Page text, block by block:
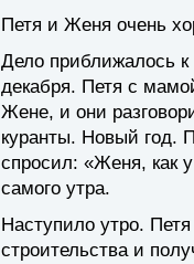
Петя и Женя очень
Дело приближалось
декабря. Петя с
Жене, и они
куранты. Новый год.
спросил: «Женя, как
самого утра.
Наступило утро.
строительства и